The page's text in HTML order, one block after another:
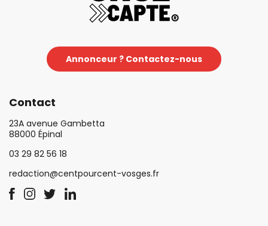
Annonceur ? Contactez-nous
Contact
23A avenue Gambetta
88000 Épinal
03 29 82 56 18
redaction@centpourcent-vosges.fr